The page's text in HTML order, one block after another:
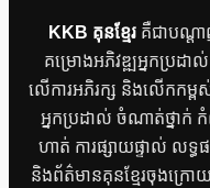
KKB គុនខ្មែរគឺជាបណ្តាញ
គម្រោងអភិវឌ្ឍអ្នកប្រដា
លើការអភិរក្ស និងលើកកម្ពស់
អ្នកប្រដាល់ ចំណាត់ថ្នាក់ កំ
ហាត់ ការផ្សាយផ្ទាល់ លទ្
និងព័ត៌មានគុនខ្មែរចុងក្រ